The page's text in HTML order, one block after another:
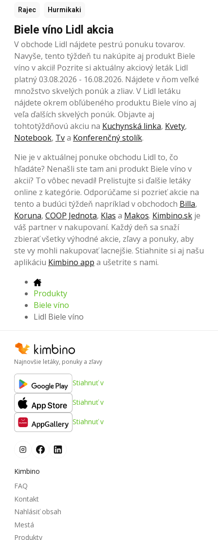
Rajec Hurmikaki
Biele víno Lidl akcia
V obchode Lidl nájdete pestrú ponuku tovarov.
Navyše, tento týždeň tu nakúpite aj produkt Biele
víno v akcii! Pozrite si aktuálny akciový leták Lidl
platný 03.08.2026 - 16.08.2026. Nájdete v ňom veľké
množstvo skvelých ponúk a zliav. V Lidl letáku
nájdete okrem obľúbeného produktu Biele víno aj
veľa ďalších skvelých ponúk. Objavte aj
tohtotýždňovú akciu na Kuchynská linka, Kvety,
Notebook, Tva Konferenčný stolík.
Nie je v aktuálnej ponuke obchodu Lidl to, čo
hľadáte? Nenašli ste tam ani produkt Biele víno v
akcii? To vôbec nevadí! Prelistujte si ďalšie letáky
online z kategórie. Odporúčame si pozrieť akcie na
tento a budúci týždeň napríklad v obchodoch Billa,
Koruna, COOP Jednota, Klas a Makos. Kimbino.sk je
váš partner v nakupovaní. Každý deň sa snaží
zbierať všetky výhodné akcie, zľavy a ponuky, aby
ste vy mohli nakupovať lacnejšie. Stiahnite si aj našu
aplikáciu Kimbino app a ušetrite s nami.
Produkty
Biele víno
Lidl Biele víno
Najnovšie letáky, ponuky a zľavy
Stiahnuť v
Stiahnuť v
Stiahnuť v
Kimbino
FAQ
Kontakt
Nahlásiť obsah
Mestá
Produkty